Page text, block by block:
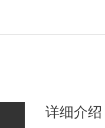
详细介绍